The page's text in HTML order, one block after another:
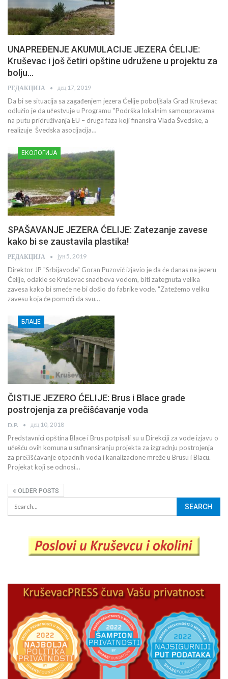
UNAPREĐENJE AKUMULACIJE JEZERA ĆELIJE:
Kruševac i još četiri opštine udružene u projektu za
bolju…
РЕДАКЦИЈА дец 17, 2019
Da bi se situacija sa zagađenjem jezera Ćelije poboljšala Grad Кruševac
odlučio je da učestvuje u Programu ''Podrška lokalnim samoupravama
na putu pridruživanja EU – druga faza koji finansira Vlada Švedske, a
realizuje Švedska asocijacija…
ЕКОЛОГИЈА
SPAŠAVANJE JEZERA ĆELIJE: Zatezanje zavese
kako bi se zaustavila plastika!
РЕДАКЦИЈА јун 5, 2019
Direktor JP "Srbijavode" Goran Puzović izjavio je da će danas na jezeru
Ćelije, odakle se Kruševac snadbeva vodom, biti zategnuta velika
zavesa kako bi smeće ne bi došlo do fabrike vode. "Zatežemo veliku
zavesu koja će pomoći da svu…
БЛАЦЕ
ČISTIJE JEZERO ĆELIJE: Brus i Blace grade
postrojenja za prečišćavanje voda
D.P. дец 10, 2018
Predstavnici opština Blace i Brus potpisali su u Direkciji za vode izjavu o
učešću ovih komuna u sufinansiranju projekta za izgradnju postrojenja
za prečišćavanje otpadnih voda i kanalizacione mreže u Brusu i Blacu.
Projekat koji se odnosi…
OLDER POSTS